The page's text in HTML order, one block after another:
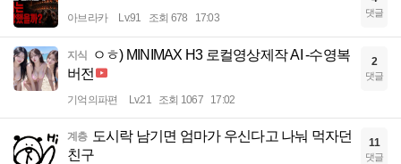
아브라카 Lv.91 조회 678 17:03 댓글
지식
ㅇㅎ) MINIMAX H3 로컬영상제작 AI -수영복
버전
기억의파편 Lv.21 조회 1067 17:02
2
댓글
계층 도시락 남기면 엄마가 우신다고 나눠 먹자던
친구
11
댓글